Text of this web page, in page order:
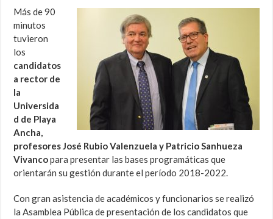
Más de 90
minutos
tuvieron
los
candidatos
a rector de
la
Universida
d de Playa
Ancha,
profesores José Rubio Valenzuela y Patricio Sanhueza
Vivancopara presentar las bases programáticas que
orientarán su gestión durante el período 2018-2022.
Con gran asistencia de académicos y funcionarios se realizó
la Asamblea Pública de presentación de los candidatos que